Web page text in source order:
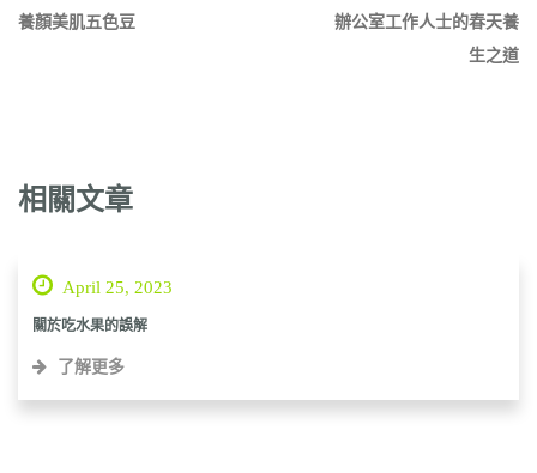
養顏美肌五色豆
辦公室工作人士的春天養
生之道
相關文章
April 25, 2023
關於吃水果的誤解
了解更多